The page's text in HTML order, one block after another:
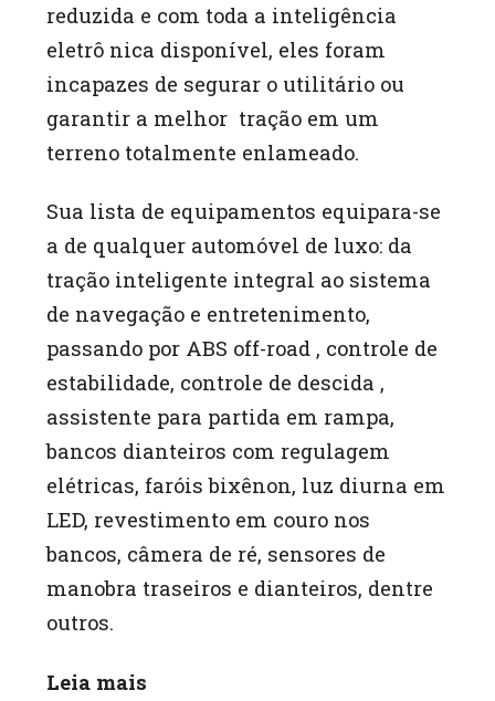
reduzida e com toda a inteligência
eletrô nica disponível, eles foram
incapazes de segurar o utilitário ou
garantir a melhor tração em um
terreno totalmente enlameado.
Sua lista de equipamentos equipara-se
a de qualquer automóvel de luxo: da
tração inteligente integral ao sistema
de navegação e entretenimento,
passando por ABS off-road , controle de
estabilidade, controle de descida ,
assistente para partida em rampa,
bancos dianteiros com regulagem
elétricas, faróis bixênon, luz diurna em
LED, revestimento em couro nos
bancos, câmera de ré, sensores de
manobra traseiros e dianteiros, dentre
outros.
Leia mais